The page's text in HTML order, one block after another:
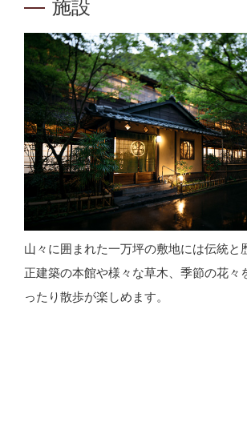
施設
山々に囲まれた一万坪の敷地には伝統と
正建築の本館や様々な草木、季節の花々
ったり散歩が楽しめます。